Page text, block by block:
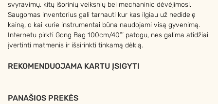
svyravimų, kitų išorinių veiksnių bei mechaninio dėvėjimosi.
Saugomas inventorius gali tarnauti kur kas ilgiau už nedidelę
kainą, o kai kurie instrumentai būna naudojami visą gyvenimą.
Internetu pirkti Gong Bag 100cm/40”’ patogu, nes galima atidžiai
įvertinti matmenis ir išsirinkti tinkamą dėklą.
REKOMENDUOJAMA KARTU ĮSIGYTI
PANAŠIOS PREKĖS